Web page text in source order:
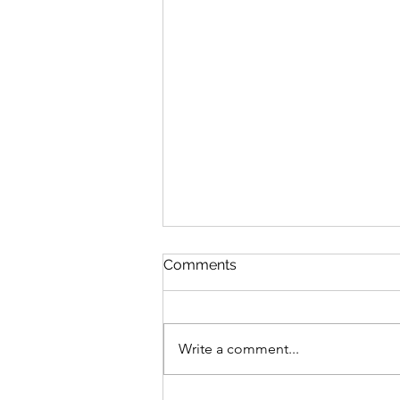
NFT 시장에서의 IP 분쟁의 유
있는 지식재산(IP)의 분쟁 중 저작
권 관련 분쟁에 대하여 살펴보았
Comments
Write a comment...